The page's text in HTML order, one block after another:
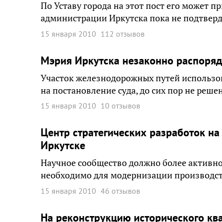
По Уставу города на этот пост его может
администрации Иркутска пока не
15 января 2010 112 отзывов
Мэрия Иркутска незаконно
Участок железнодорожных путей
на постановление суда, до сих пор не
15 января 2010 10 отзывов
Центр стратегических разработок
Иркутске
Научное сообщество должно более
необходимо для модернизации
15 января 2010 46 отзывов
На реконструкцию исторического